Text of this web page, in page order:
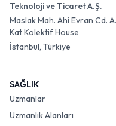
Teknoloji ve Ticaret A.Ş.
Maslak Mah. Ahi Evran Cd.
Kat Kolektif House
İstanbul, Türkiye
SAĞLIK
Uzmanlar
Uzmanlık Alanları